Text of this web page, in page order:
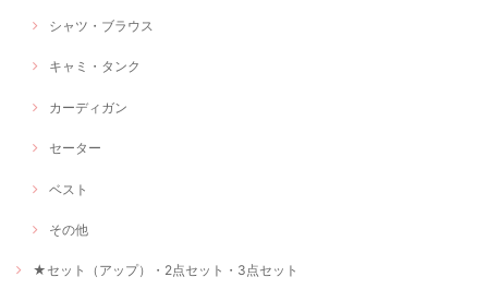
シャツ・ブラウス
キャミ・タンク
カーディガン
セーター
ベスト
その他
★セット（アップ）・2点セット・3点セット